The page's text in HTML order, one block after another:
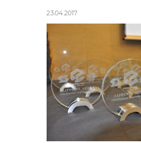
реализация
контакты
23.04.2017